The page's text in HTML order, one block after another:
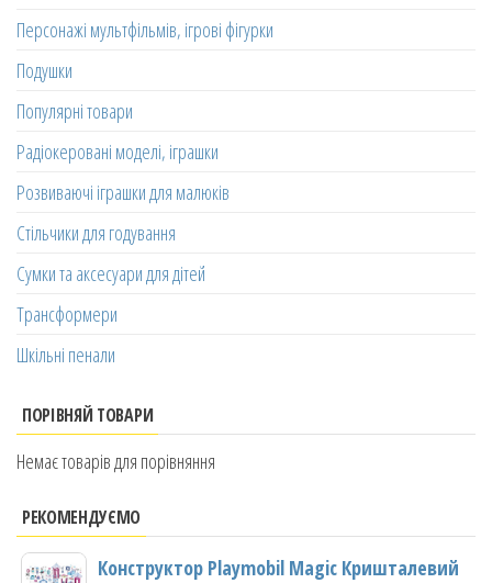
Персонажі мультфільмів, ігрові фігурки
Подушки
Популярні товари
Радіокеровані моделі, іграшки
Розвиваючі іграшки для малюків
Стільчики для годування
Сумки та аксесуари для дітей
Трансформери
Шкільні пенали
ПОРІВНЯЙ ТОВАРИ
Немає товарів для порівняння
РЕКОМЕНДУЄМО
Конструктор Playmobil Magic Кришталевий